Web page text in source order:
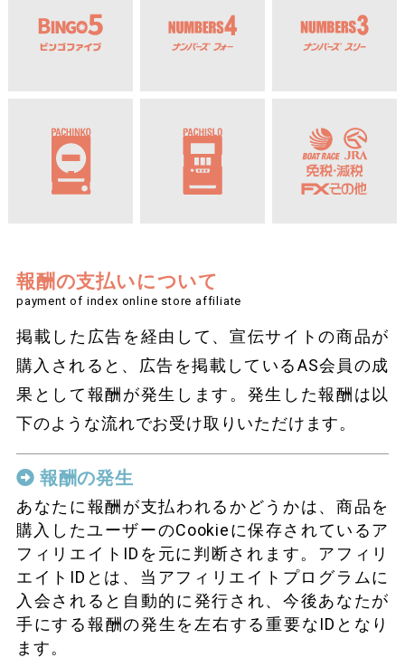
報酬の支払いについて
payment of index online store affiliate
掲載した広告を経由して、宣伝サイトの商品が
購入されると、広告を掲載しているAS会員の成
果として報酬が発生します。発生した報酬は以
下のような流れでお受け取りいただけます。
報酬の発生
あなたに報酬が支払われるかどうかは、商品を
購入したユーザーのCookieに保存されているア
フィリエイトIDを元に判断されます。アフィリ
エイトIDとは、当アフィリエイトプログラムに
入会されると自動的に発行され、今後あなたが
手にする報酬の発生を左右する重要なIDとなり
ます。